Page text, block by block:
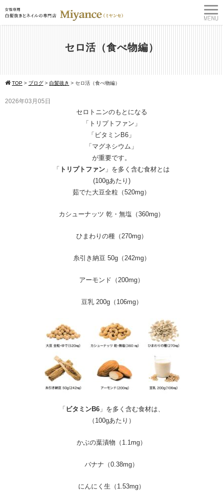
セロ活（食べ物編）
TOP > ブログ > 白髪抜き > セロ活（食べ物編）
2026年03月05日
セロトニンのもとになる
「トリプトファン」
「ビタミンB6」
「マグネシウム」
が重要です。
「 トリプトファン 」を多く含む食材とは
(100gあたり)
茹でた大豆全粒（520mg）
カシューナッツ 乾・無塩（360mg）
ひまわりの種（270mg）
糸引き納豆 50g（242mg）
アーモンド（200mg）
豆乳 200g（106mg）
「 ビタミンB6」を多く含む食材は、
（100gあたり）
かぶの葉漬物（1.1mg）
バナナ（0.38mg）
にんにく生（1.53mg）